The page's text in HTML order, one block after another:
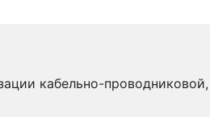
кабельно-проводниковой,